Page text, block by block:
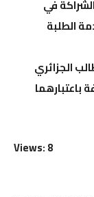
في
الطلبة
الجزائري
باعتبارهما
Views: 8